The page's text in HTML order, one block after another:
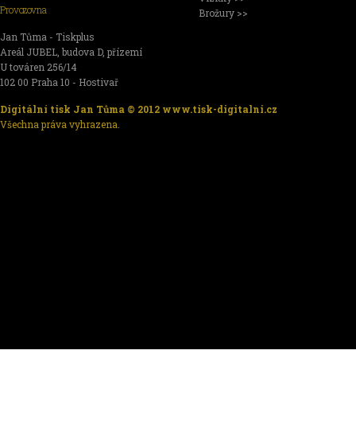
Provozovna
Jan Tůma - Tiskplus
Areál JUBEL, budova D, přízemí
U továren 256/14
102 00 Praha 10 - Hostivař
Brožury >>
Digitální tisk Jan Tůma © 2012 www.tisk-digitalni.cz
Všechna práva vyhrazena.